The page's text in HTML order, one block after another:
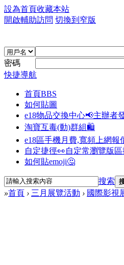
設為首頁收藏本站
開啟輔助訪問 切換到窄版
密碼
快捷導航
首頁BBS
如何貼圖
e18物品交換中心📢主辦者
淘寶互毒(動)群組🛍️
e18區手機月費,寬頻上網報
自定捷徑👀自定常瀏覽版區
如何貼emoji🤔
搜索
»首頁 › 三月展覽活動 › 國際影視